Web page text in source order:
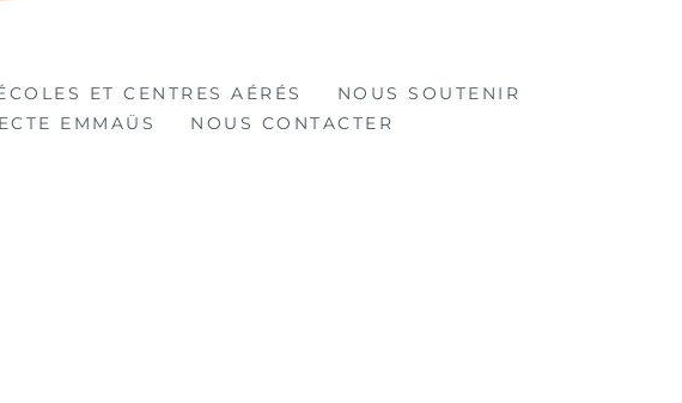
ET CENTRES AÉRÉS
NOUS SOUTENIR
EMMAÜS NOUS CONTACTER